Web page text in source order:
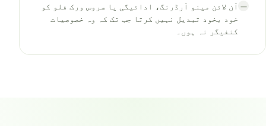
— آن لائن مینو آرڈرنگ، ادائیگی یا سروس ورک فلو کو
خود بخود تبدیل نہیں کرتا جب تک کہ وہ خصوصیات
کنفیگر نہ ہوں۔